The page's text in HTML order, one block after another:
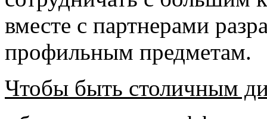
вместе с партнерами
профильным предметам.
Чтобы быть столичным